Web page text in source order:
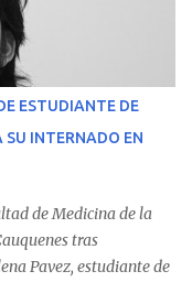
ESTUDIANTE DE
INTERNADO EN
de Medicina de la
tras
Pavez, estudiante de